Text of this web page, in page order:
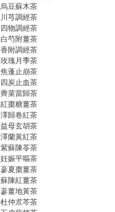
烏豆蘇木茶
川芎調經茶
四物調經茶
白芍附薑茶
香附調經茶
玫瑰月季茶
焦蓬止崩茶
四炭止血茶
薺菜當歸茶
紅棗糖薑茶
澤歸卷紅茶
益母玄胡茶
澤蘭黃紅茶
紫蘇陳苓茶
妊娠平嘔茶
蔘夏棗薑茶
蘇陳紅薑茶
蔘薑地黃茶
杜仲朮芩茶